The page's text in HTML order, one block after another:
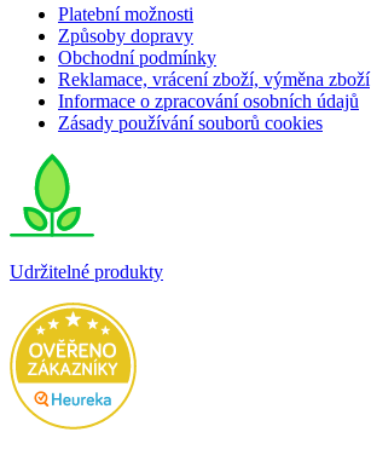
Platební možnosti
Způsoby dopravy
Obchodní podmínky
Reklamace, vrácení zboží, výměna zboží
Informace o zpracování osobních údajů
Zásady používání souborů cookies
Udržitelné produkty